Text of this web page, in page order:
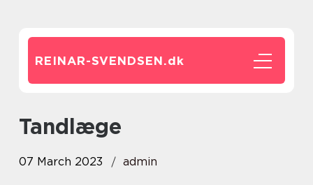
REINAR-SVENDSEN.dk
tandlæge
07 March 2023 admin